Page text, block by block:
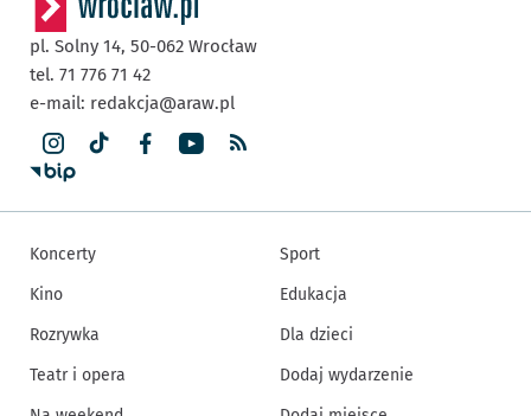
pl. Solny 14, 50-062 Wrocław
tel. 71 776 71 42
e-mail: redakcja@araw.pl
Koncerty
Kino
Rozrywka
Teatr i opera
Sport
Edukacja
Dla dzieci
Dodaj wydarzenie